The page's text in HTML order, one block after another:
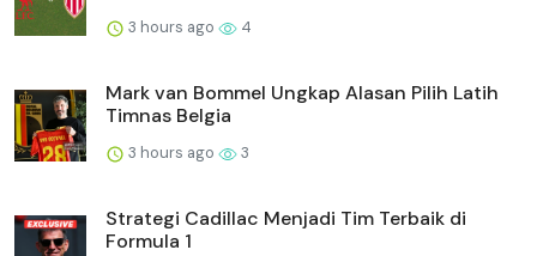
3 hours ago 4
Mark van Bommel Ungkap Alasan Pilih Latih
Timnas Belgia
3 hours ago 3
Strategi Cadillac Menjadi Tim Terbaik di
Formula 1